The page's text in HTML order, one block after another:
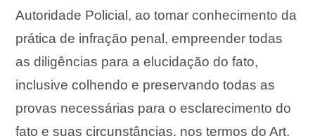
Autoridade Policial, ao tomar conhecimento da
prática de infração penal, empreender todas
as diligências para a elucidação do fato,
inclusive colhendo e preservando todas as
provas necessárias para o esclarecimento do
fato e suas circunstâncias, nos termos do Art.